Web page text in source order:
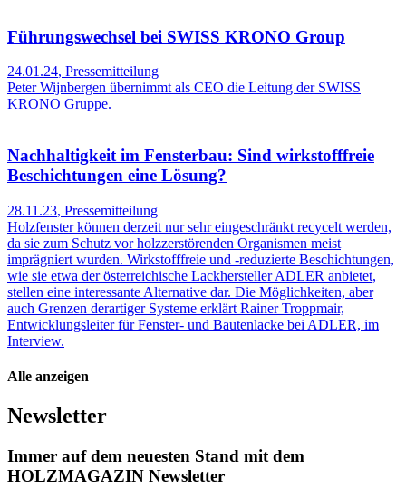
Führungswechsel bei SWISS KRONO Group
24.01.24, Pressemitteilung
Peter Wijnbergen übernimmt als CEO die Leitung der SWISS
KRONO Gruppe.
Nachhaltigkeit im Fensterbau: Sind wirkstofffreie
Beschichtungen eine Lösung?
28.11.23, Pressemitteilung
Holzfenster können derzeit nur sehr eingeschränkt recycelt werden,
da sie zum Schutz vor holzzerstörenden Organismen meist
imprägniert wurden. Wirkstofffreie und -reduzierte Beschichtungen,
wie sie etwa der österreichische Lackhersteller ADLER anbietet,
stellen eine interessante Alternative dar. Die Möglichkeiten, aber
auch Grenzen derartiger Systeme erklärt Rainer Troppmair,
Entwicklungsleiter für Fenster- und Bautenlacke bei ADLER, im
Interview.
Alle anzeigen
Newsletter
Immer auf dem neuesten Stand mit dem
HOLZMAGAZIN Newsletter